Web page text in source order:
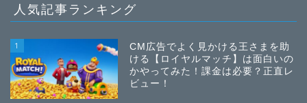
人気記事ランキング
1
CM広告でよく見かける王さまを助
ける【ロイヤルマッチ】は面白いの
かやってみた！課金は必要？正直レ
ビュー！